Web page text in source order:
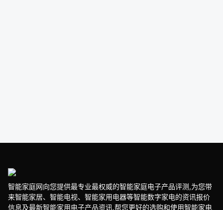
智能家庭网向您提供最专业最权威的智能家庭电子产品评测,为您带
来智能家居、智能电视、智能家用电器等智能数字家电的资讯报价
信息及最新智能家用电子产品资讯,帮您更好的选购和使用智能家电